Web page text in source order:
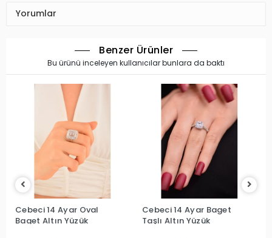
Yorumlar
Benzer Ürünler
Bu ürünü inceleyen kullanıcılar bunlara da baktı
Cebeci 14 Ayar Oval
Baget Altın Yüzük
Cebeci 14 Ayar Baget
Taşlı Altın Yüzük